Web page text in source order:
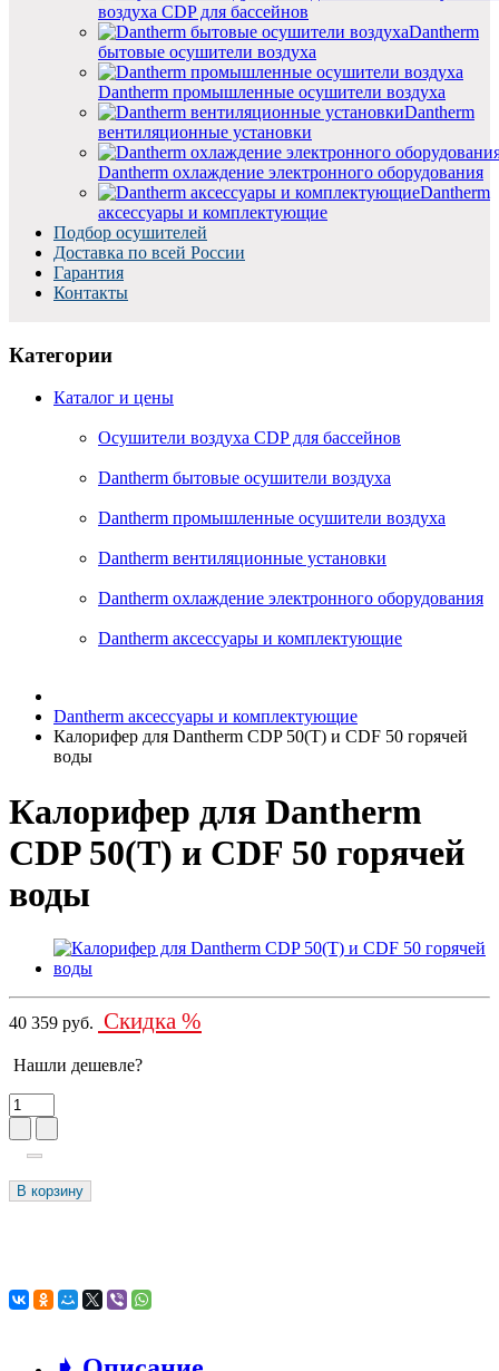
воздуха CDP для бассейнов
Dantherm
бытовые осушители воздуха
Dantherm промышленные осушители воздуха
Dantherm
вентиляционные установки
Dantherm oхлаждение электронного оборудования
Dantherm
аксессуары и комплектующие
Подбор осушителей
Доставка по всей России
Гарантия
Контакты
Категории
Каталог и цены
Осушители воздуха CDP для бассейнов
Dantherm бытовые осушители воздуха
Dantherm промышленные осушители воздуха
Dantherm вентиляционные установки
Dantherm oхлаждение электронного оборудования
Dantherm аксессуары и комплектующие
Dantherm аксессуары и комплектующие
Калорифер для Dantherm CDP 50(T) и CDF 50 горячей
воды
Калорифер для Dantherm
CDP 50(T) и CDF 50 горячей
воды
40 359 руб. Скидка %
Нашли дешевле?
В корзину